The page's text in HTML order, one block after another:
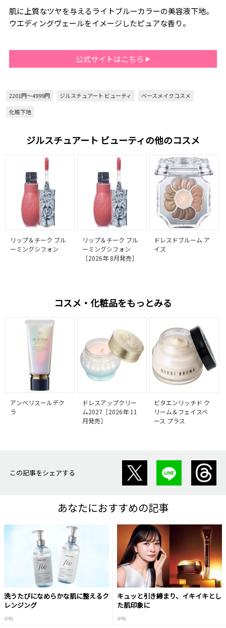
肌に上質なツヤを与えるライトブルーカラーの美容液下地。
ウエディングヴェールをイメージしたピュアな香り。
公式サイトはこちら
2201円～4999円 ジルスチュアート ビューティ
ベースメイクコスメ
化粧下地
ジルスチュアート ビューティの他のコスメ
リップ＆チーク ブル
ーミングシフォン
リップ＆チーク ブル
ーミングシフォン
［2026年 8月発売］
ドレスドブルーム ア
イズ
コスメ・化粧品をもっとみる
アンベリスールデク
ラ
ドレスアップクリー
ム2027［2026年 11
月発売］
ビタエンリッチド ク
リーム＆フェイスベ
ース プラス
この記事をシェアする
あなたにおすすめの記事
洗うたびになめらかな肌に整えるク
レンジング
(PR)
キュッと引き締まり、イキイキとし
た肌印象に
(PR)